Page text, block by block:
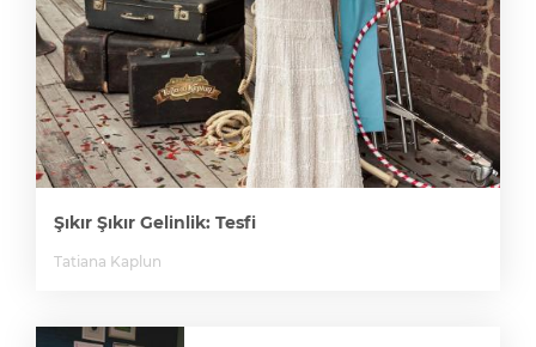
Şıkır Şıkır Gelinlik: Tesfi
Tatiana Kaplun